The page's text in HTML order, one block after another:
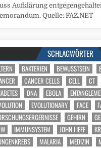
Aufklärung
Quelle: FAZ.NET
SCHLAGWÖRTER
BAKTERIEN BEWUSSTSEIN
CANCER CELLS CELL CT
DNA EBOLA
EVOLUTIONARY FACE
GEHIRN
IMMUNSYSTEM JOHN LIEFF
MALARIA MEDIZIN